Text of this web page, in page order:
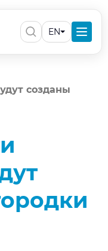
EN
созданы